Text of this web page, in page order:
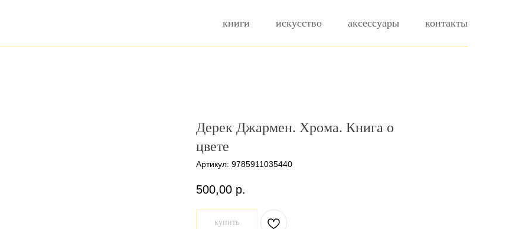
книги искусство аксессуары контакты
Дерек Джармен. Хрома. Книга о
цвете
Артикул: 9785911035440
500,00 р.
купить